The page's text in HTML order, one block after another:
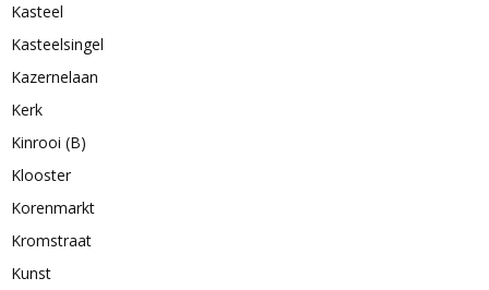
Kasteel
Kasteelsingel
Kazernelaan
Kerk
Kinrooi (B)
Klooster
Korenmarkt
Kromstraat
Kunst